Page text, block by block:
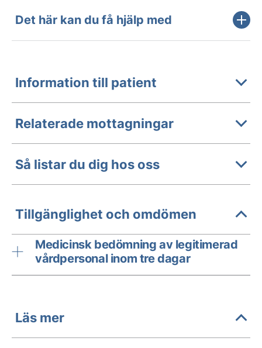
Det här kan du få hjälp med
Information till patient
Relaterade mottagningar
Så listar du dig hos oss
Tillgänglighet och omdömen
Medicinsk bedömning av legitimerad
vårdpersonal inom tre dagar
Läs mer